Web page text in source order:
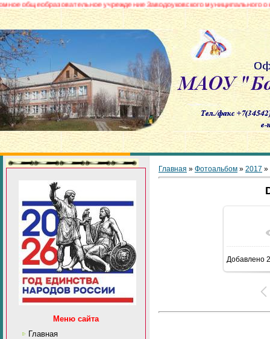
учреждение Заводоуковского муниципального
Меню сайта
Главная
Главная » Фотоальбом » 2017 »
В
Добавлено